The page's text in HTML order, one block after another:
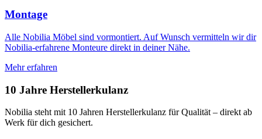
Montage
Alle Nobilia Möbel sind vormontiert. Auf Wunsch vermitteln wir dir
Nobilia-erfahrene Monteure direkt in deiner Nähe.
Mehr erfahren
10 Jahre Herstellerkulanz
Nobilia steht mit 10 Jahren Herstellerkulanz für Qualität – direkt ab
Werk für dich gesichert.